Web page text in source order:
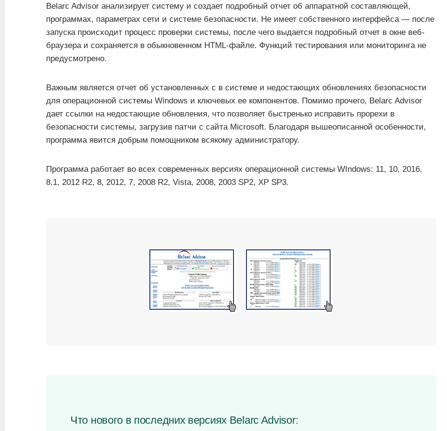
Belarc Advisor анализирует систему и создает подробный отчет об аппаратной составляющей,
программах, параметрах сети и системе безопасности. Не имеет собственного интерфейса — после
запуска происходит процесс проверки системы, после чего выдается подробный отчет в окне веб-
браузера и сохраняется в обыкновенном HTML-файле. Функций тестирования или мониторинга не
предусмотрено.
Важным является отчет об установленных с в системе и недостающих обновлениях безопасности
для операционной системы Windows и ключевых ее компонентов. Помимо прочего, Belarc Advisor
дает ссылки на недостающие обновления, что позволяет быстренько исправить прорехи в
безопасности системы, загрузив патчи с сайта Microsoft. Благодаря вышеописанной особенности,
программа явится добрым помощником всякому администратору.
Программа работает во всех современных версиях операционной системы WIndows: 11, 10, 2016,
8.1, 2012 R2, 8, 2012, 7, 2008 R2, Vista, 2008, 2003 SP2, XP SP3.
Что нового в последних версиях Belarc Advisor: